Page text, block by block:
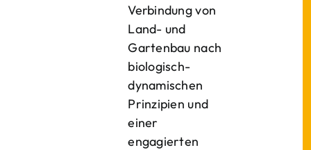
Verbindung von
Land- und
Gartenbau nach
biologisch-
dynamischen
Prinzipien und
einer
engagierten